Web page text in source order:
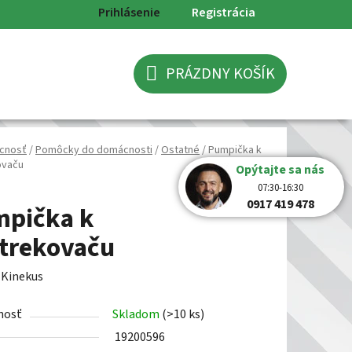
Prihlásenie Registrácia
NÁKUPNÝ
KOŠÍK
PRÁZDNY KOŠÍK
/Pomôcky do domácnosti/Ostatné/Pumpička k
k
Kinekus
Skladom (>10 ks)
19200596
Opýtajte sa nás
07:30-16:30
0917 419 478